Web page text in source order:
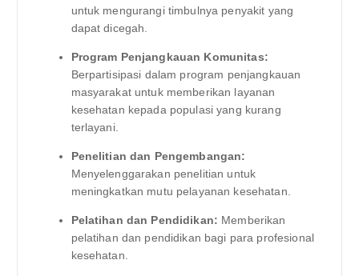
untuk mengurangi timbulnya penyakit yang
dapat dicegah.
Program Penjangkauan Komunitas:
Berpartisipasi dalam program penjangkauan
masyarakat untuk memberikan layanan
kesehatan kepada populasi yang kurang
terlayani.
Penelitian dan Pengembangan:
Menyelenggarakan penelitian untuk
meningkatkan mutu pelayanan kesehatan.
Pelatihan dan Pendidikan: Memberikan
pelatihan dan pendidikan bagi para profesional
kesehatan.